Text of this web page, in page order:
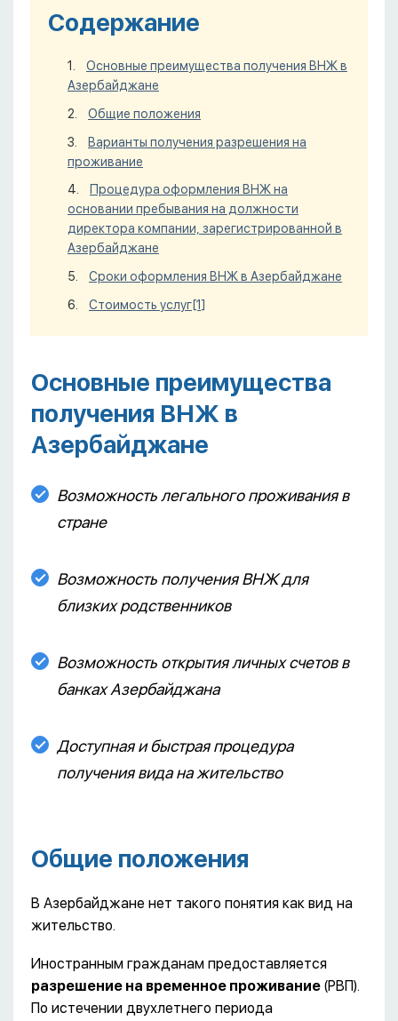
Содержание
Основные преимущества получения ВНЖ в
Азербайджане
Общие положения
Варианты получения разрешения на
проживание
Процедура оформления ВНЖ на
основании пребывания на должности
директора компании, зарегистрированной в
Азербайджане
Сроки оформления ВНЖ в Азербайджане
Стоимость услуг[1]
Основные преимущества
получения ВНЖ в
Азербайджане
Возможность легального проживания в
стране
Возможность получения ВНЖ для
близких родственников
Возможность открытия личных счетов в
банках Азербайджана
Доступная и быстрая процедура
получения вида на жительство
Общие положения
В Азербайджане нет такого понятия как вид на
жительство.
Иностранным гражданам предоставляется
разрешение на временное проживание (РВП).
По истечении двухлетнего периода